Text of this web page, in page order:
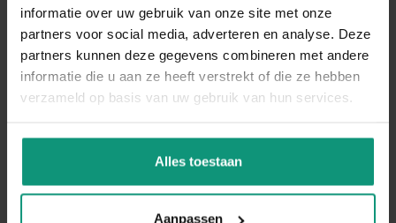
informatie over uw gebruik van onze site met onze
partners voor social media, adverteren en analyse. Deze
partners kunnen deze gegevens combineren met andere
informatie die u aan ze heeft verstrekt of die ze hebben
verzameld op basis van uw gebruik van hun services.
Alles toestaan
Aanpassen
SOLLICITEREN ALS
NEERKANT